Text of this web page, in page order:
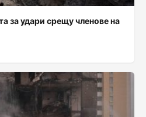
за удари срещу членове на